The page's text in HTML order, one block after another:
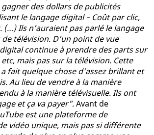
des dollars de publicités
le langage digital – Coût par clic,
(…) Ils n’auraient pas parlé le langage
télévision. D’un point de vue
continue à prendre des parts sur
mais pas sur la télévision. Cette
fait quelque chose d’assez brillant et
Au lieu de vendre à la manière
à la manière télévisuelle. Ils ont
et ça va payer". Avant de
est une plateforme de
vidéo unique, mais pas si différente